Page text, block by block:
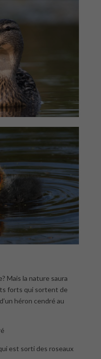
Mais la nature saura
forts qui sortent de
héron cendré au
est sorti des roseaux